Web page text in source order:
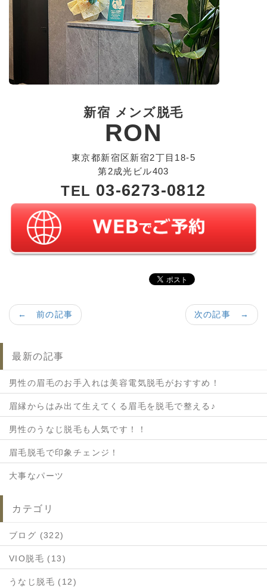
新宿 メンズ脱毛
RON
東京都新宿区新宿2丁目18-5
第2成光ビル403
TEL 03-6273-0812
次の記事 →
← 前の記事
最新の記事
男性の眉毛のお手入れは美容電気脱毛がおすすめ！
眉縁からはみ出て生えてくる眉毛を脱毛で整える♪
男性のうなじ脱毛も人気です！！
眉毛脱毛で印象チェンジ！
大事なパーツ
カテゴリ
ブログ (322)
VIO脱毛 (13)
うなじ脱毛 (12)